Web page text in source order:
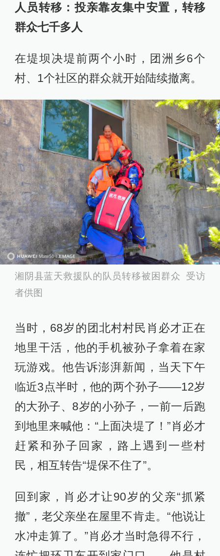
人员转移：投亲靠友集中安置，转移
群众七千多人
在堤坝决堤前两个小时，团洲乡6个
村、1个社区的群众就开始陆续撤离。
湘阴县蓝天救援队的队员转移被困群众 受访
者供图
当时，68岁的团北村村民肖必才正在
地里干活，他的手机被孙子拿着在家
玩游戏。他告诉澎湃新闻，当天下午
临近3点半时，他的两个孙子——12岁
的大孙子、8岁的小孙子，一前一后跑
到地里来喊他：“上面决堤了！”肖必才
赶紧和孙子回家，路上遇到一些村
民，相互转告“堤保不住了”。
回到家，肖必才让90岁的父亲“抓紧
撤”，老父亲坐在屋里不肯走。“他说让
水冲走算了。”肖必才当时急得不行，